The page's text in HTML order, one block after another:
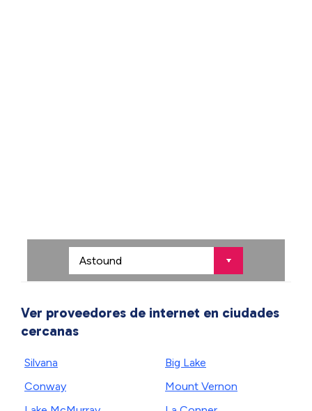
Ver proveedores de internet en ciudades
cercanas
Silvana
Conway
Big Lake
Mount Vernon